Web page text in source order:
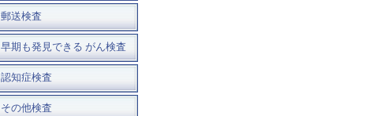
郵送検査
早期も発見できる がん検査
認知症検査
その他検査